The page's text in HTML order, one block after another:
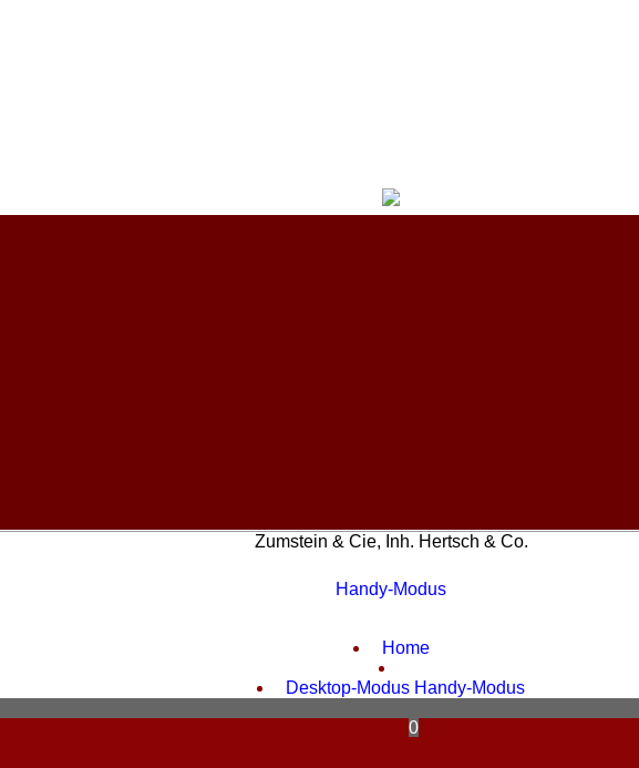
Zumstein & Cie, Inh. Hertsch & Co.
Handy-Modus
Home
Desktop-Modus Handy-Modus
0